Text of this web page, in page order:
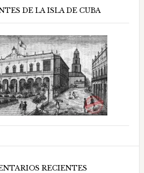
DE LA ISLA DE CUBA
RECIENTES